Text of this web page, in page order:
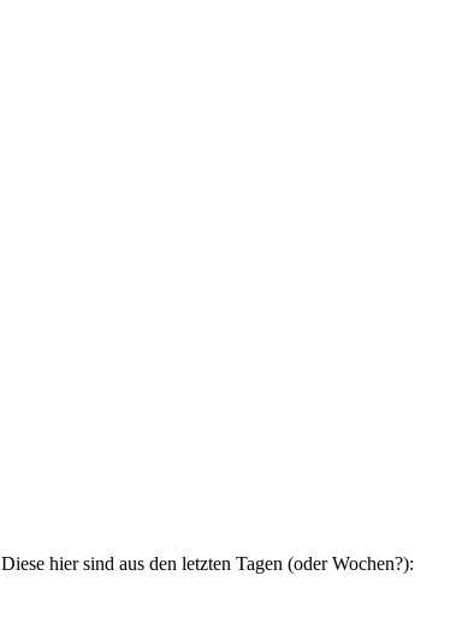
hier sind aus den letzten Tagen (oder Wochen?):